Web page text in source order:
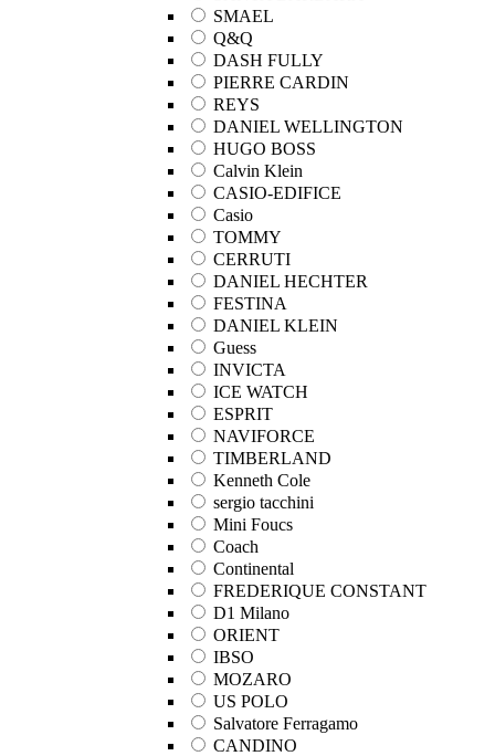
SMAEL
Q&Q
DASH FULLY
PIERRE CARDIN
REYS
DANIEL WELLINGTON
HUGO BOSS
Calvin Klein
CASIO-EDIFICE
Casio
TOMMY
CERRUTI
DANIEL HECHTER
FESTINA
DANIEL KLEIN
Guess
INVICTA
ICE WATCH
ESPRIT
NAVIFORCE
TIMBERLAND
Kenneth Cole
sergio tacchini
Mini Foucs
Coach
Continental
FREDERIQUE CONSTANT
D1 Milano
ORIENT
IBSO
MOZARO
US POLO
Salvatore Ferragamo
CANDINO